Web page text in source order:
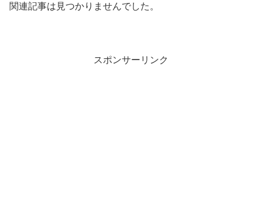
関連記事は見つかりませんでした。
スポンサーリンク